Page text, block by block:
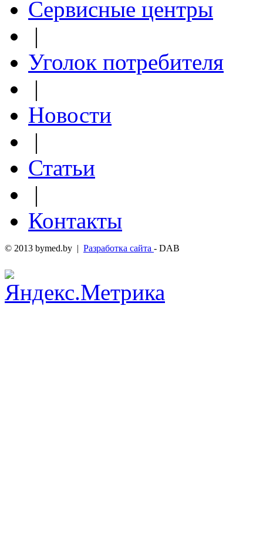
Сервисные центры
|
Уголок потребителя
|
Новости
|
Статьи
|
Контакты
© 2013 bymed.by | Разработка сайта - DAB